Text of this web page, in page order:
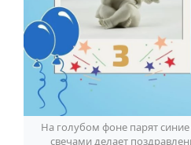
На голубом фоне парят
свечами делает